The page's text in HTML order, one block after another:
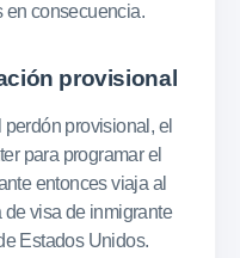
en consecuencia.
provisional
provisional, el
para programar el
entonces viaja al
de visa de inmigrante
Estados Unidos.